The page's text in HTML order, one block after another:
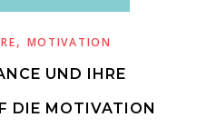
, MOTIVATION
UND IHRE
DIE MOTIVATION